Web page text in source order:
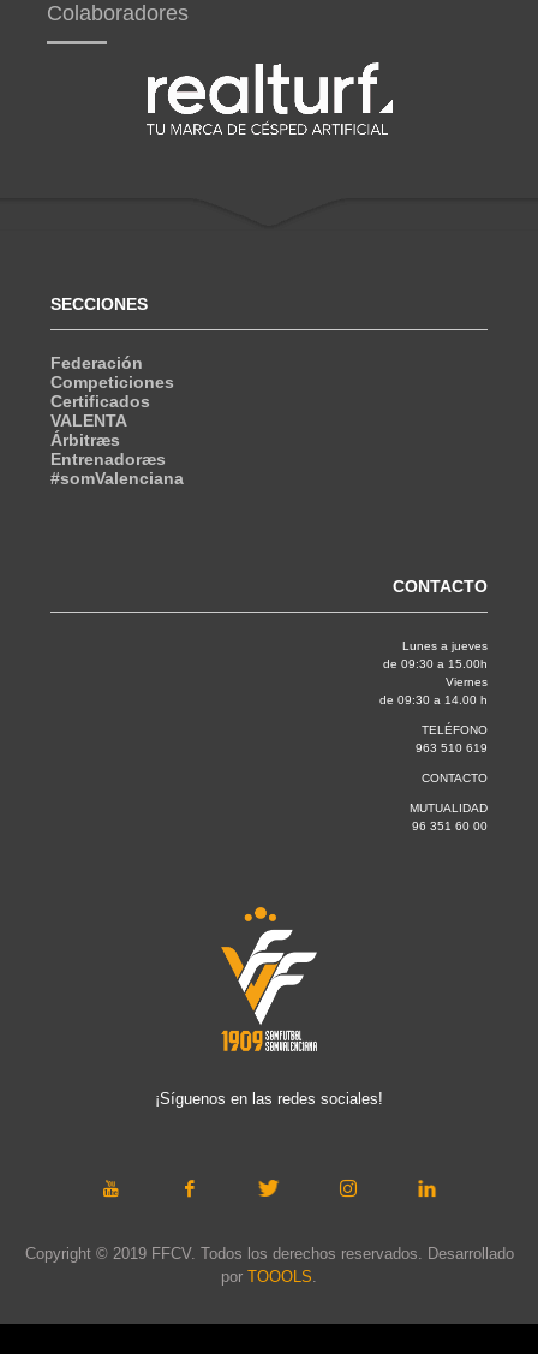
Colaboradores
SECCIONES
Federación
Competiciones
Certificados
VALENTA
Árbitræs
Entrenadoræs
#somValenciana
CONTACTO
Lunes a jueves
de 09:30 a 15.00h
Viernes
de 09:30 a 14.00 h
TELÉFONO
963 510 619
CONTACTO
MUTUALIDAD
96 351 60 00
¡Síguenos en las redes sociales!
Copyright © 2019 FFCV. Todos los derechos reservados. Desarrollado
por TOOOLS.